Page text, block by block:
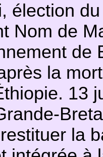
élection
Nom de
de
la
13
la